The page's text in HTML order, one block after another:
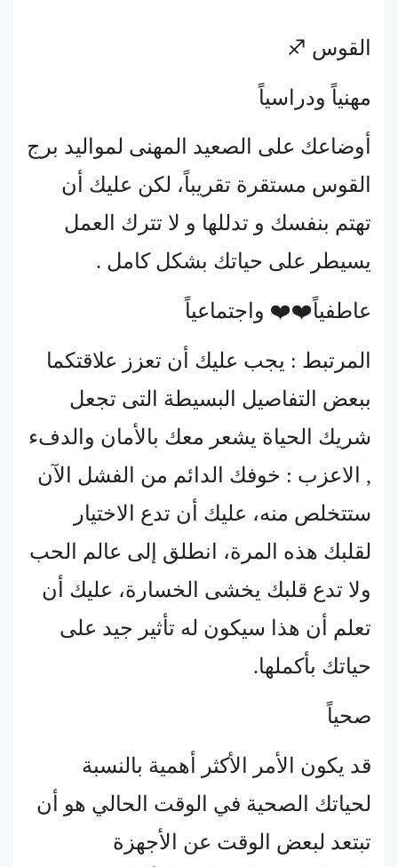
القوس ♐
مهنياً ودراسياً
أوضاعك على الصعيد المهنى لمواليد برج
القوس مستقرة تقريباً، لكن عليك أن
تهتم بنفسك و تدللها و لا تترك العمل
يسيطر على حياتك بشكل كامل .
عاطفياً❤️❤️ واجتماعياً
المرتبط : يجب عليك أن تعزز علاقتكما
ببعض التفاصيل البسيطة التى تجعل
شريك الحياة يشعر معك بالأمان والدفء
, الاعزب : خوفك الدائم من الفشل الآن
ستتخلص منه، عليك أن تدع الاختيار
لقلبك هذه المرة، انطلق إلى عالم الحب
ولا تدع قلبك يخشى الخسارة، عليك أن
تعلم أن هذا سيكون له تأثير جيد على
حياتك بأكملها.
صحياً
قد يكون الأمر الأكثر أهمية بالنسبة
لحياتك الصحية في الوقت الحالي هو أن
تبتعد لبعض الوقت عن الأجهزة